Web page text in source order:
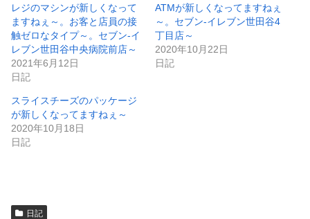
ウ
開
き
ま
す
)
い
(
新
し
い
ウ
ィ
ン
で
開
き
ま
す
レジのマシンが新しくなって
ますねぇ～。お客と店員の接
触ゼロなタイプ～。セブン-イ
レブン世田谷中央病院前店～
2021年6月12日
日記
ATMが新しくなってますねぇ
～。セブン-イレブン世田谷4
丁目店～
2020年10月22日
日記
スライスチーズのパッケージ
が新しくなってますねぇ～
2020年10月18日
日記
日記